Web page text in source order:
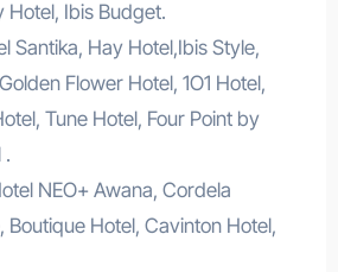
Hotel, Ibis Budget.
Santika, Hay Hotel,Ibis Style,
Flower Hotel, 1O1 Hotel,
Tune Hotel, Four Point by
.
NEO+ Awana, Cordela
Boutique Hotel, Cavinton Hotel,